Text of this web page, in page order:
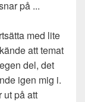
på ...
med lite
att temat
del, det
igen mig i.
ut på att